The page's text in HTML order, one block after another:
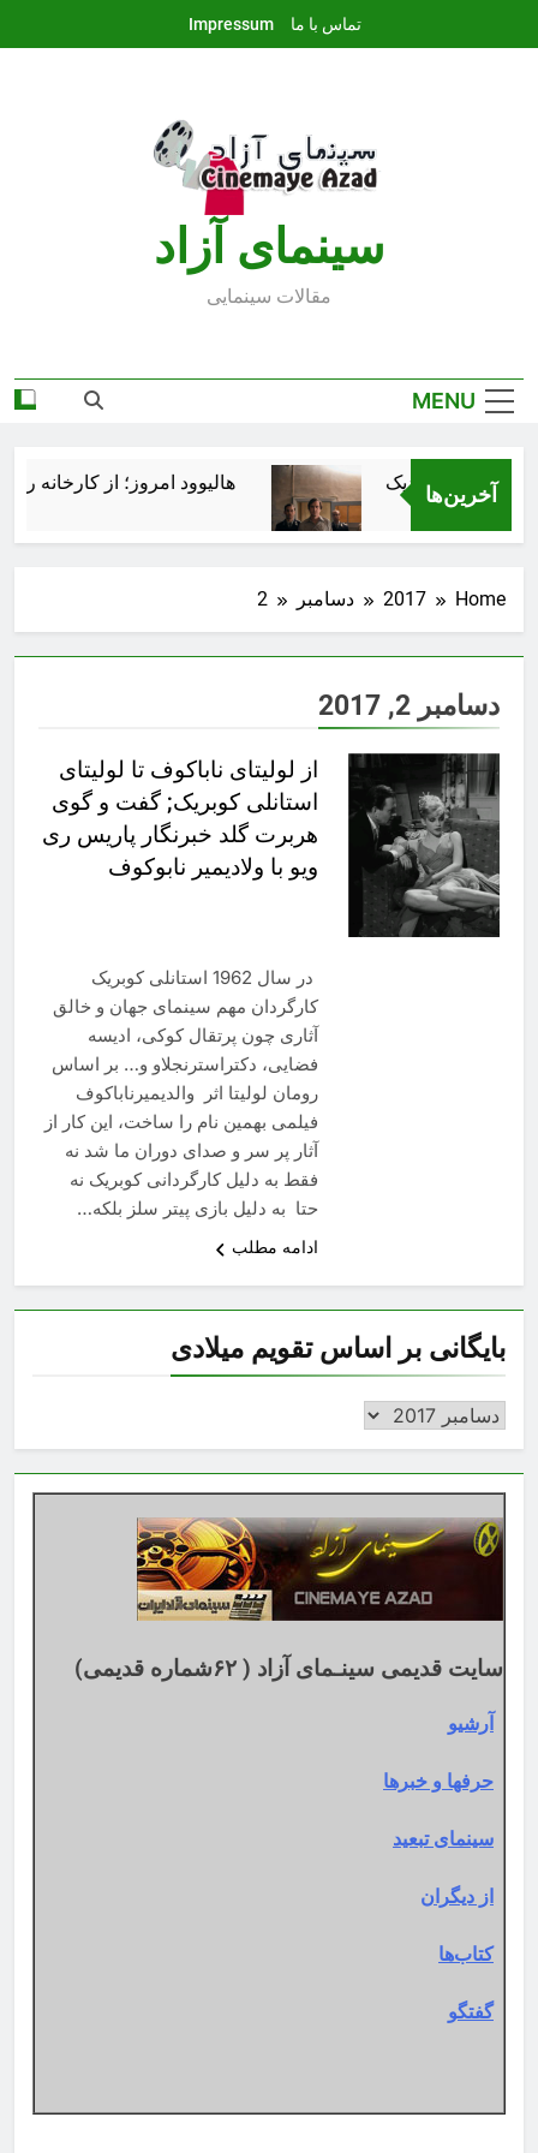
تماس با ما Impressum
سينماى آزاد
مقالات سينمايى
MENU
آخرین‌ها هالیوود امروز؛ از کارخانه
Home
2017 دسامبر 2
دسامبر 2, 2017
از لولیتای ناباکوف تا لولیتای
استانلی کوبریک; گفت‌ و گوی
هربرت گلد خبرنگار پاریس‌ ری
ویو با ولادیمیر نابوکوف
در سال 1962 استانلی کوبریک
کارگردان مهم سینمای جهان و خالق
آثاری چون پرتقال کوکی، ادیسه
فضایی، دکتراسترنجلاو و… بر اساس
رومان لولیتا اثر والدیمیرناباکوف
فیلمی بهمین نام را ساخت، این کار از
آثار پر سر و صدای دوران ما شد نه
فقط به دلیل کارگردانی کوبریک نه
حتا به دلیل بازی پیتر سلز بلکه…
ادامه مطلب
بایگانی بر اساس تقویم میلادی
بایگانی
اساس
تقویم
میلادی
سایت قدیمی سینـمای آزاد ( ۶۲شماره قدیمی)
آرشیو
حرفها و خبرها
سینمای تبعید
از دیگران
کتاب‌ها
گفتگو